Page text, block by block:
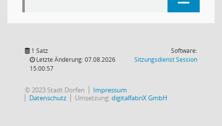
1 Satz
Letzte Änderung: 07.08.2026
15:00:57
Software:
SitzungsdienstSession(Wird in
© 2023 Stadt Dorfen
Impressum
Datenschutz
Umsetzung:digitalfabriX GmbH